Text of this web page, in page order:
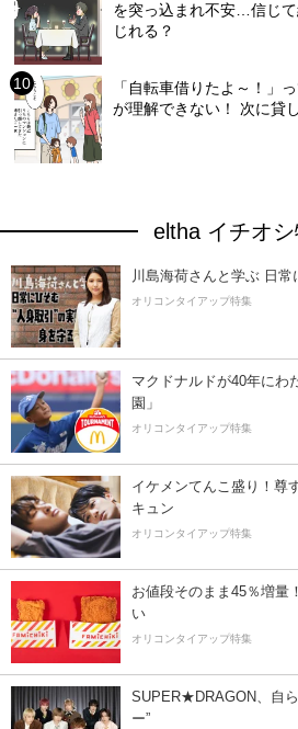
を突っ込まれ不安…信じ
じれる？
「自転車借りたよ～！」
が理解できない！ 次に貸
eltha イチオ
川島海荷さんと学ぶ 日常
オリコンタイアップ特集
マクドナルドが40年にわ
園」
オリコンタイアップ特集
イケメンてんこ盛り！尊
キュン
オリコンタイアップ特集
お値段そのまま45％増量
い
オリコンタイアップ特集
SUPER★DRAGON、自
ー”